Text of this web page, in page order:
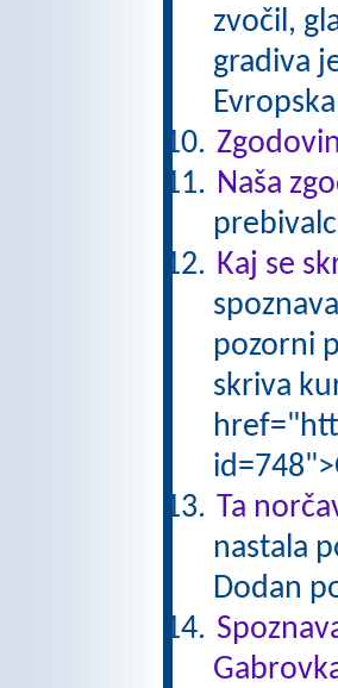
zvočil,
gradiva
Naša
Kaj se
pozorni
skriva
Ta
nastala
Dodan